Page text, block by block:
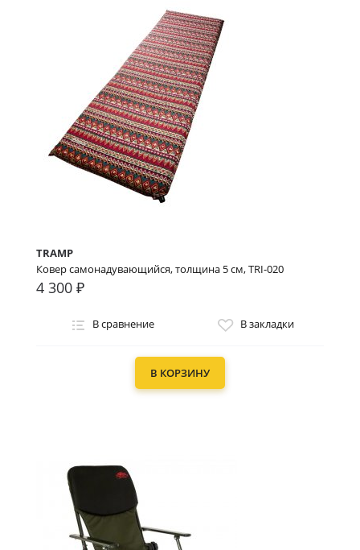
TRAMP
Ковер самонадувающийся, толщина 5 см, TRI-020
4 300 ₽
В сравнение В закладки
В КОРЗИНУ